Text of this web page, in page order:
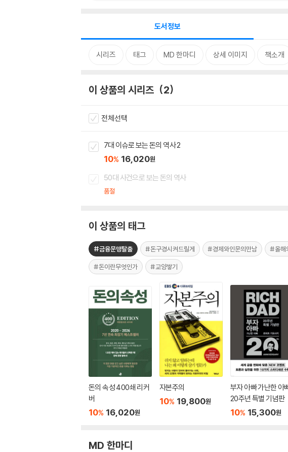
도서정보
시리즈 태그 MD 한마디 상세 이미지 책소개
이 상품의 시리즈 2
전체선택
7대 이슈로 보는 돈의 역사 2
10% 16,020원
50대 사건으로 보는 돈의 역사
품절
이 상품의 태그
#금융문맹탈출 #돈구경시켜드릴게 #경제와인문의만남 #올해
#돈이란무엇인가 #교양쌓기
돈의 속성 400쇄 리커
버
10% 16,020원
자본주의
10% 19,800원
부자 아빠 가난한 아
20주년 특별 기념판
10% 15,300원
MD 한마디